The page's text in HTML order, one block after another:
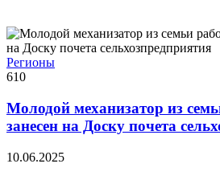
Регионы
610
Молодой механизатор из
занесен на Доску почета
10.06.2025